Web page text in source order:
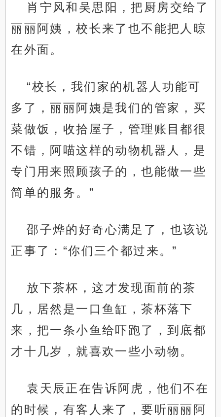
肖宁风和吴思阳，把厨房交给了
丽丽阿姨，校长来了也不能把人晾
在外面。
“校长，我们家的机器人功能可
多了，丽丽阿姨是我们的管家，买
菜做饭，收拾屋子，管理账目都很
不错，阿喵这样的动物机器人，是
专门用来照顾孩子的，也能做一些
简单的服务。”
邵子烨的好奇心满足了，也该说
正事了：“你们三个都过来。”
放下茶杯，这才发现面前的茶
几，居然是一口鱼缸，茶杯落下
来，把一条小鱼给吓跑了，到底都
才十几岁，就喜欢一些小动物。
袁天辰正在告诉阿虎，他们不在
的时候，有客人来了，要听丽丽阿